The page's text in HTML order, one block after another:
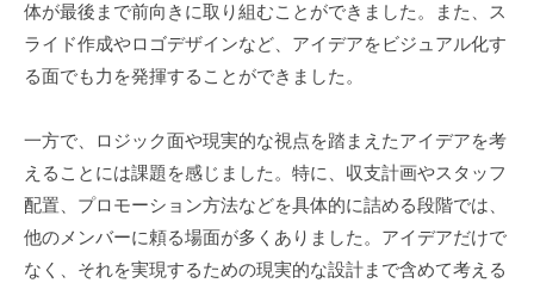
体が最後まで前向きに取り組むことができました。また、ス
ライド作成やロゴデザインなど、アイデアをビジュアル化す
る面でも力を発揮することができました。
一方で、ロジック面や現実的な視点を踏まえたアイデアを考
えることには課題を感じました。特に、収支計画やスタッフ
配置、プロモーション方法などを具体的に詰める段階では、
他のメンバーに頼る場面が多くありました。アイデアだけで
なく、それを実現するための現実的な設計まで含めて考える